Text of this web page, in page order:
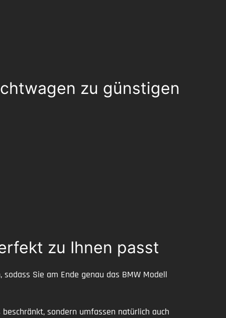
zu günstigen
zu Ihnen passt
Sie am Ende genau das BMW Modell
sondern umfassen natürlich auch